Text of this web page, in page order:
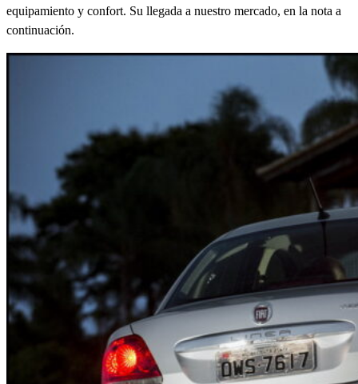
equipamiento y confort. Su llegada a nuestro mercado, en la nota a
continuación.